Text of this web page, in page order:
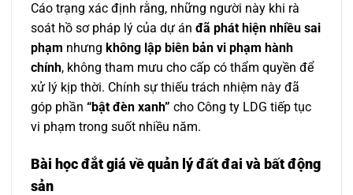
Cáo trạng xác định rằng, những người này khi rà
soát hồ sơ pháp lý của dự án đã phát hiện nhiều sai
phạm nhưng không lập biên bản vi phạm hành
chính, không tham mưu cho cấp có thẩm quyền để
xử lý kịp thời. Chính sự thiếu trách nhiệm này đã
góp phần “bật đèn xanh” cho Công ty LDG tiếp tục
vi phạm trong suốt nhiều năm.
Bài học đắt giá về quản lý đất đai và bất động
sản